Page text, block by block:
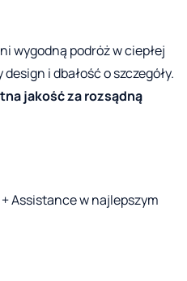
wygodną podróż w ciepłej
i dbałość o szczegóły.
jakość za rozsądną
Assistance w najlepszym